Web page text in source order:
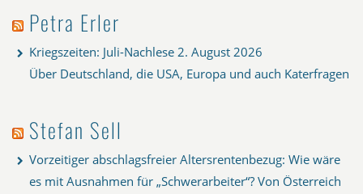
Petra Erler
Kriegszeiten: Juli-Nachlese 2. August 2026
Über Deutschland, die USA, Europa und auch Katerfragen
Stefan Sell
Vorzeitiger abschlagsfreier Altersrentenbezug: Wie wäre
es mit Ausnahmen für „Schwerarbeiter“? Von Österreich